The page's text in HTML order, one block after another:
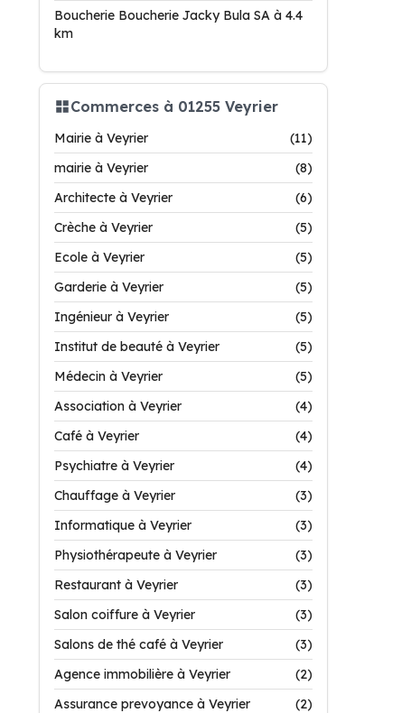
Boucherie Boucherie Jacky Bula SA à 4.4
km
Commerces à 01255 Veyrier
Mairie à Veyrier
(11)
mairie à Veyrier
(8)
Architecte à Veyrier
(6)
Crèche à Veyrier
(5)
Ecole à Veyrier
(5)
Garderie à Veyrier
(5)
Ingénieur à Veyrier
(5)
Institut de beauté à Veyrier
(5)
Médecin à Veyrier
(5)
Association à Veyrier
(4)
Café à Veyrier
(4)
Psychiatre à Veyrier
(4)
Chauffage à Veyrier
(3)
Informatique à Veyrier
(3)
Physiothérapeute à Veyrier
(3)
Restaurant à Veyrier
(3)
Salon coiffure à Veyrier
(3)
Salons de thé café à Veyrier
(3)
Agence immobilière à Veyrier
(2)
Assurance prevoyance à Veyrier
(2)